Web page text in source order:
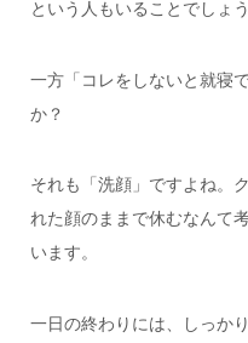
という人もいることでしょう
一方「コレをしないと就寝
か？
それも「洗顔」ですよね。
れた顔のままで休むなんて
います。
一日の終わりには、しっか